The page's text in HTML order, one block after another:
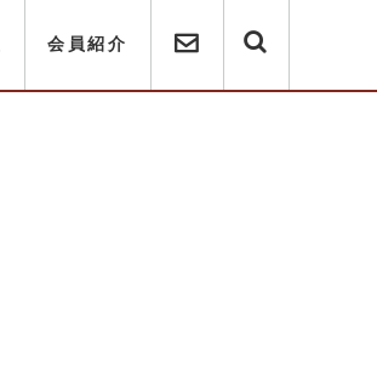
会員紹介